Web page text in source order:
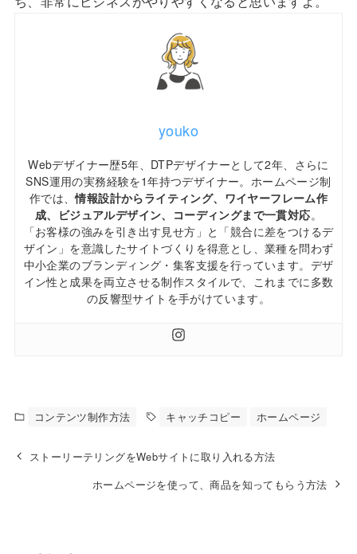
youko
Webデザイナー歴5年、DTPデザイナーとして2年、さらに
SNS運用の実務経験を1年持つデザイナー。ホームページ制
作では、情報設計からライティング、ワイヤーフレーム作
成、ビジュアルデザイン、コーディングまで一貫対応。
「お客様の強みを引き出す見せ方」と「競合に差をつけるデ
ザイン」を意識したサイトづくりを得意とし、業種を問わず
中小企業のブランディング・集客支援を行っています。デザ
イン性と成果を両立させる制作スタイルで、これまでに多数
の反響型サイトを手がけています。
コンテンツ制作方法 キャッチコピー ホームページ
ストーリーテリングをWebサイトに取り入れる方法
ホームページを使って、商品を知ってもらう方法